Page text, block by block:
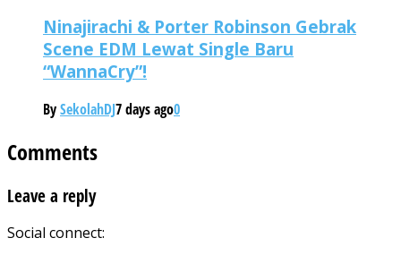
Ninajirachi & Porter Robinson Gebrak
Scene EDM Lewat Single Baru
“WannaCry”!
BySekolahDJ7 days ago0
Comments
Leave a reply
Social connect: